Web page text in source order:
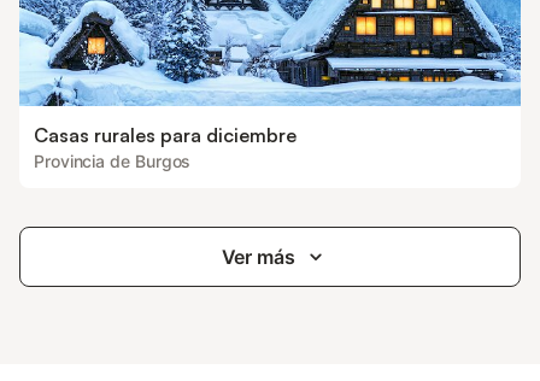
Casas rurales para diciembre
Provincia de Burgos
Ver más